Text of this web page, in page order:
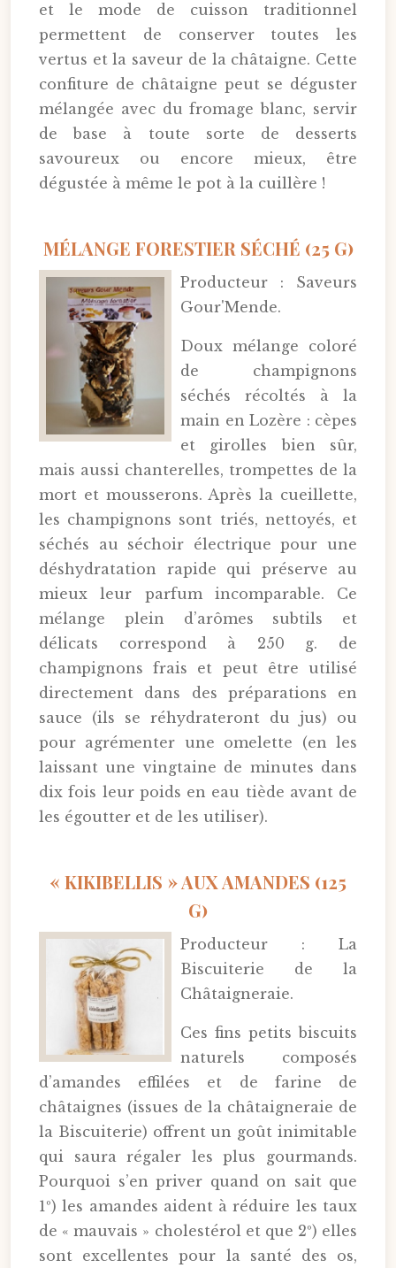
et le mode de cuisson traditionnel
permettent de conserver toutes les
vertus et la saveur de la châtaigne. Cette
confiture de châtaigne peut se déguster
mélangée avec du fromage blanc, servir
de base à toute sorte de desserts
savoureux ou encore mieux, être
dégustée à même le pot à la cuillère !
MÉLANGE FORESTIER SÉCHÉ (25 G)
Producteur : Saveurs
Gour'Mende.
Doux mélange coloré
de champignons
séchés récoltés à la
main en Lozère : cèpes
et girolles bien sûr,
mais aussi chanterelles, trompettes de la
mort et mousserons. Après la cueillette,
les champignons sont triés, nettoyés, et
séchés au séchoir électrique pour une
déshydratation rapide qui préserve au
mieux leur parfum incomparable. Ce
mélange plein d’arômes subtils et
délicats correspond à 250 g. de
champignons frais et peut être utilisé
directement dans des préparations en
sauce (ils se réhydrateront du jus) ou
pour agrémenter une omelette (en les
laissant une vingtaine de minutes dans
dix fois leur poids en eau tiède avant de
les égoutter et de les utiliser).
« KIKIBELLIS » AUX AMANDES (125
G)
Producteur : La
Biscuiterie de la
Châtaigneraie.
Ces fins petits biscuits
naturels composés
d’amandes effilées et de farine de
châtaignes (issues de la châtaigneraie de
la Biscuiterie) offrent un goût inimitable
qui saura régaler les plus gourmands.
Pourquoi s’en priver quand on sait que
1º) les amandes aident à réduire les taux
de « mauvais » cholestérol et que 2º) elles
sont excellentes pour la santé des os,